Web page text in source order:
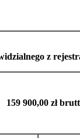
z
159 900,00 zł